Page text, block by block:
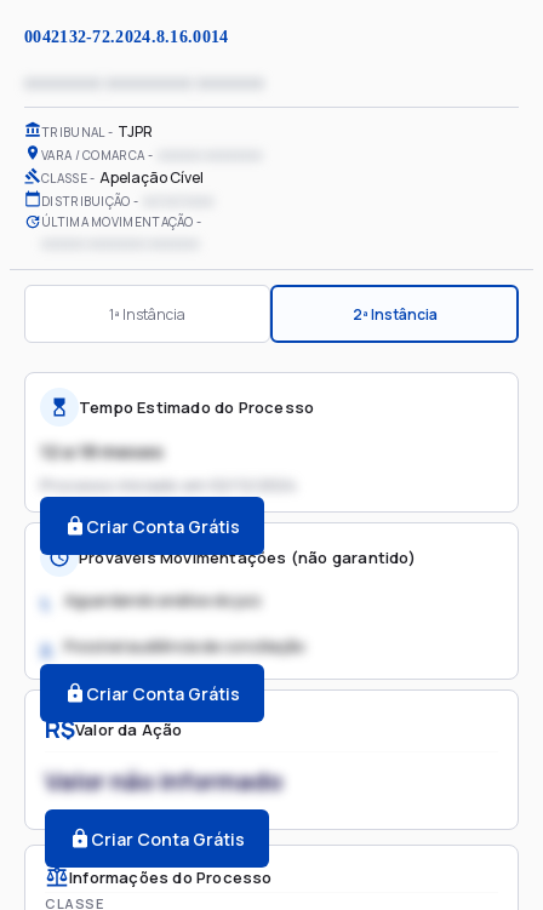
0042132-72.2024.8.16.0014
TRIBUNAL TJPR
VARA / COMARCA
CLASSE Apelação Cível
DISTRIBUIÇÃO
ÚLTIMA MOVIMENTAÇÃO
1ª Instância 2ª Instância
R$Valor da Ação
Valor não informado
Criar Conta Grátis
Informações do Processo
CLASSE
Tempo Estimado do Processo
12 a 18 meses
Processo iniciado em
Criar Conta Grátis
Prováveis Movimentações (não garantido)
1. Aguardando análise do juiz
2. Possível audiência de conciliação
Criar Conta Grátis